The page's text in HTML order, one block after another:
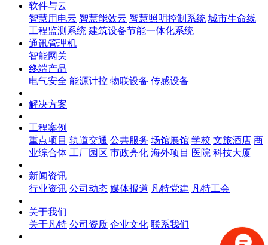
软件与云
智慧用电云 智慧能效云 智慧照明控制系统 城市生命线
工程监测系统 建筑设备节能一体化系统
通讯管理机
智能网关
终端产品
电气安全 能源计控 物联设备 传感设备
解决方案
工程案例
重点项目 轨道交通 公共服务 场馆展馆 学校 文旅酒店 商
业综合体 工厂园区 市政亮化 海外项目 医院 科技大厦
新闻资讯
行业资讯 公司动态 媒体报道 凡特党建 凡特工会
关于我们
关于凡特 公司资质 企业文化 联系我们